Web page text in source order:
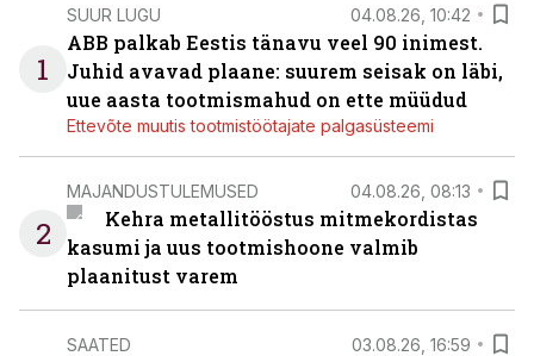
1
SUUR LUGU 04.08.26, 10:42
ABB palkab Eestis tänavu veel 90 inimest.
Juhid avavad plaane: suurem seisak on läbi,
uue aasta tootmismahud on ette müüdud
Ettevõte muutis tootmistöötajate palgasüsteemi
2
MAJANDUSTULEMUSED 04.08.26, 08:13
Kehra metallitööstus mitmekordistas
kasumi ja uus tootmishoone valmib
plaanitust varem
SAATED 03.08.26, 16:59